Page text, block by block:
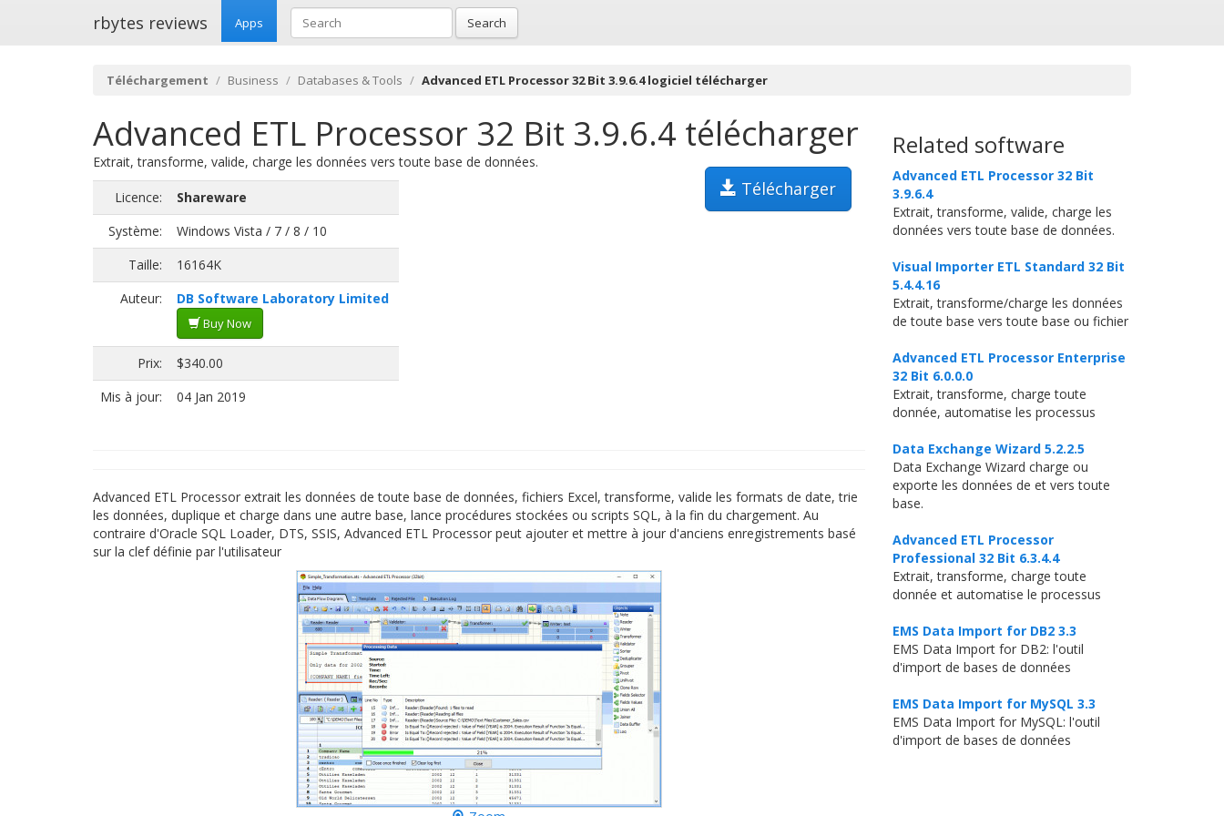
rbytes reviews Apps Search
Téléchargement Business Databases & Tools Advanced ETL Processor 32 Bit 3.9.6.4 logiciel télécharger
Advanced ETL Processor 32 Bit 3.9.6.4 télécharger
Télécharger
Extrait, transforme, valide, charge les données vers toute base de données.
Licence:
Shareware
Système:
Windows Vista / 7 / 8 / 10
Taille:
16164K
Auteur:
DB Software Laboratory Limited
Buy Now
Prix:
$340.00
Mis à jour:
04 Jan 2019
Advanced ETL Processor extrait les données de toute base de données, fichiers Excel, transforme, valide les formats de date, trie
les données, duplique et charge dans une autre base, lance procédures stockées ou scripts SQL, à la fin du chargement. Au
contraire d'Oracle SQL Loader, DTS, SSIS, Advanced ETL Processor peut ajouter et mettre à jour d'anciens enregistrements basé
sur la clef définie par l'utilisateur
Related software
Advanced ETL Processor 32 Bit
3.9.6.4
Extrait, transforme, valide, charge les
données vers toute base de données.
Visual Importer ETL Standard 32 Bit
5.4.4.16
Extrait, transforme/charge les données
de toute base vers toute base ou fichier
Advanced ETL Processor Enterprise
32 Bit 6.0.0.0
Extrait, transforme, charge toute
donnée, automatise les processus
Data Exchange Wizard 5.2.2.5
Data Exchange Wizard charge ou
exporte les données de et vers toute
base.
Advanced ETL Processor
Professional 32 Bit 6.3.4.4
Extrait, transforme, charge toute
donnée et automatise le processus
EMS Data Import for DB2 3.3
EMS Data Import for DB2: l'outil
d'import de bases de données
EMS Data Import for MySQL 3.3
EMS Data Import for MySQL: l'outil
d'import de bases de données